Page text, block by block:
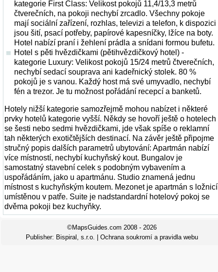
kategorie First Class: Velikost pokojů 11,4/13,3 metrů
čtverečních, na pokoji nechybí zrcadlo. Všechny pokoje
mají sociální zařízení, rozhlas, televizi a telefon, k dispozici
jsou šití, psací potřeby, papírové kapesníčky, lžíce na boty.
Hotel nabízí praní i žehlení prádla a snídani formou bufetu.
Hotel s pěti hvězdičkami (pětihvězdičkový hotel) -
kategorie Luxury: Velikost pokojů 15/24 metrů čtverečních,
nechybí sedací souprava ani kadeřnický stolek. 80 %
pokojů je s vanou. Každý host má své umyvadlo, nechybí
fén a trezor. Je tu možnost pořádání recepcí a banketů.
Hotely nižší kategorie samozřejmě mohou nabízet i některé
prvky hotelů kategorie vyšší. Někdy se hovoří ještě o hotelech
se šesti nebo sedmi hvězdičkami, jde však spíše o reklamní
tah některých exotičtějších destinací. Na závěr ještě připojme
stručný popis dalších parametrů ubytování: Apartmán nabízí
více místností, nechybí kuchyňský kout. Bungalov je
samostatný stavební celek s podobným vybavením a
uspořádáním, jako u apartmánu. Studio znamená jednu
místnost s kuchyňským koutem. Mezonet je apartmán s ložnicí
umístěnou v patře. Suite je nadstandardní hotelový pokoj se
dvěma pokoji bez kuchyňky.
©MapsGuides.com 2008 - 2026
Publisher: Bispiral, s.r.o. Ochrana soukromí a pravidla webu